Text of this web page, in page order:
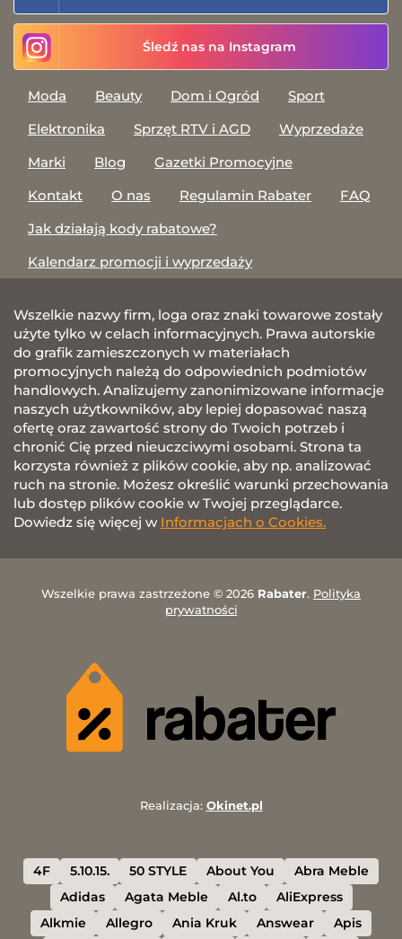
Śledź nas na Instagram
Moda Beauty Dom i Ogród
Sport
Elektronika
Sprzęt RTV i AGD
Wyprzedaże
Marki
Blog
Gazetki Promocyjne
Kontakt
O nas Regulamin Rabater
FAQ
Jak działają kody rabatowe?
Kalendarz promocji i wyprzedaży
Wszelkie nazwy firm, loga oraz znaki towarowe zostały
użyte tylko w celach informacyjnych. Prawa autorskie
do grafik zamieszczonych w materiałach
promocyjnych należą do odpowiednich podmiotów
handlowych. Analizujemy zanonimizowane informacje
naszych użytkowników, aby lepiej dopasować naszą
ofertę oraz zawartość strony do Twoich potrzeb i
chronić Cię przed nieuczciwymi osobami. Strona ta
korzysta również z plików cookie, aby np. analizować
ruch na stronie. Możesz określić warunki przechowania
lub dostęp plików cookie w Twojej przeglądarce.
Dowiedz się więcej w Informacjach o Cookies.
Wszelkie prawa zastrzeżone © 2026 Rabater. Polityka
prywatności
Realizacja: Okinet.pl
4F 5.10.15. 50 STYLE About You
Abra Meble
Adidas
Agata Meble Al.to
AliExpress
Alkmie
Allegro Ania Kruk Answear Apis